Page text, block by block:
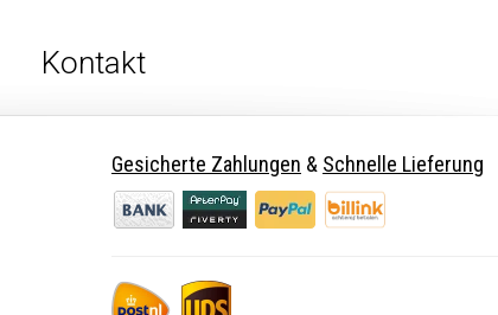
Kontakt
Gesicherte Zahlungen & Schnelle Lieferung